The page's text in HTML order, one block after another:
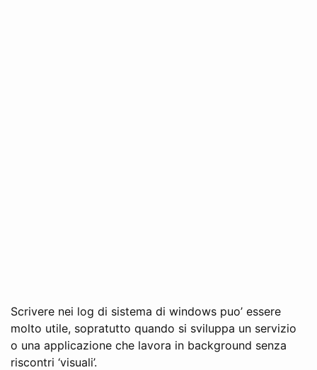
Scrivere nei log di sistema di windows puo’ essere
molto utile, sopratutto quando si sviluppa un servizio
o una applicazione che lavora in background senza
riscontri ‘visuali’.